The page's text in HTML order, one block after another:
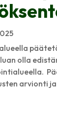
olla
arvionti